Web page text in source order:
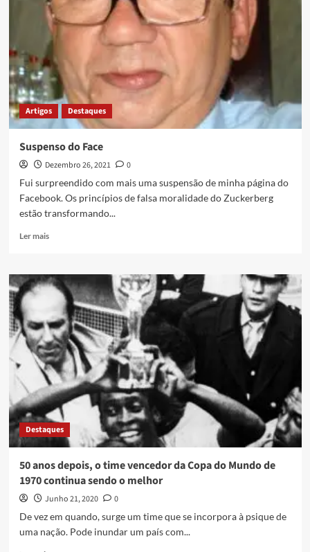
Artigos Destaques
Suspenso do Face
Dezembro 26, 2021
0
Fui surpreendido com mais uma suspensão de minha página do
Facebook. Os princípios de falsa moralidade do Zuckerberg
estão transformando...
Ler mais
Destaques
50 anos depois, o time vencedor da Copa do Mundo de
1970 continua sendo o melhor
Junho 21, 2020
0
De vez em quando, surge um time que se incorpora à psique de
uma nação. Pode inundar um país com...